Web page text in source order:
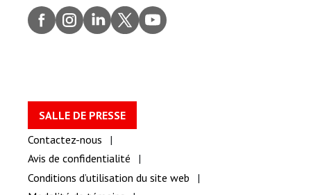
Faceb
ook
Insta
gram
Linke
dIn
Twitt
er
youtu
be
SALLE DE PRESSE
Contactez-nous
Avis de confidentialité
Conditions d’utilisation du site web